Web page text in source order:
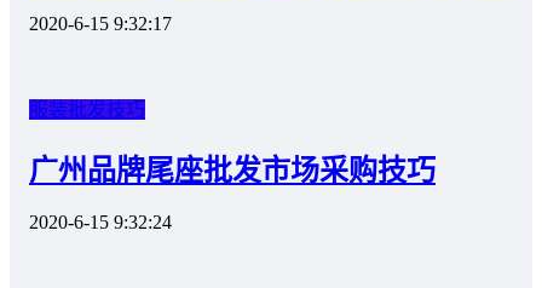
2020-6-15 9:32:17
服装批发技巧
广州品牌尾座批发市场采购技巧
2020-6-15 9:32:24